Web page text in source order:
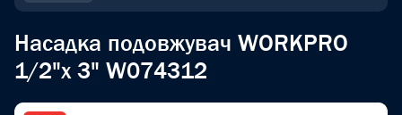
Насадка подовжувач WORKPRO
1/2"x 3" W074312